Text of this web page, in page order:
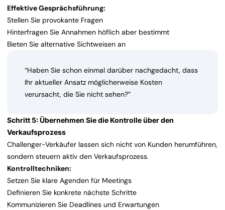
Effektive Gesprächsführung:
Stellen Sie provokante Fragen
Hinterfragen Sie Annahmen höflich aber bestimmt
Bieten Sie alternative Sichtweisen an
“Haben Sie schon einmal darüber nachgedacht, dass
Ihr aktueller Ansatz möglicherweise Kosten
verursacht, die Sie nicht sehen?”
Schritt 5: Übernehmen Sie die Kontrolle über den
Verkaufsprozess
Challenger-Verkäufer lassen sich nicht von Kunden herumführen,
sondern steuern aktiv den Verkaufsprozess.
Kontrolltechniken:
Setzen Sie klare Agenden für Meetings
Definieren Sie konkrete nächste Schritte
Kommunizieren Sie Deadlines und Erwartungen